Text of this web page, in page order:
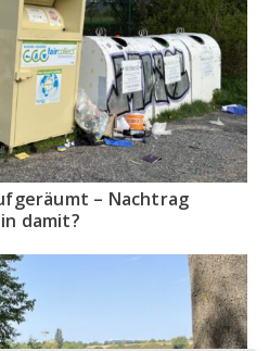
– Nachtrag
damit?